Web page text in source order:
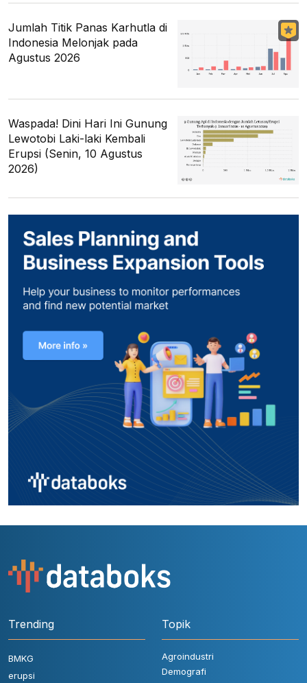
Jumlah Titik Panas Karhutla di
Indonesia Melonjak pada
Agustus 2026
Waspada! Dini Hari Ini Gunung
Lewotobi Laki-laki Kembali
Erupsi (Senin, 10 Agustus
2026)
Trending
BMKG
erupsi
Topik
Agroindustri
Demografi